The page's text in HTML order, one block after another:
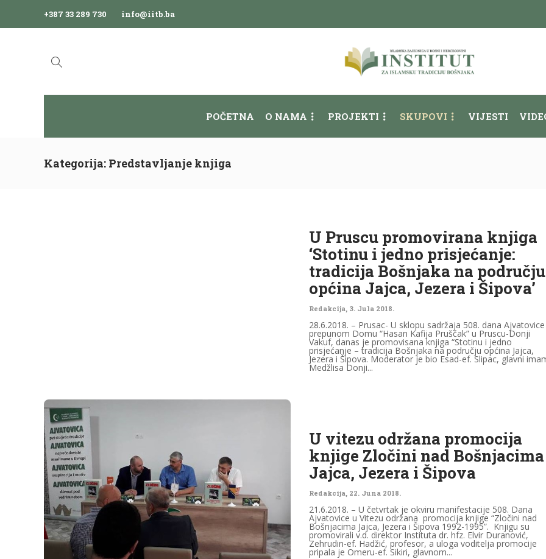
+387 33 289 730 info@iitb.ba
POČETNA O NAMA PROJEKTI SKUPOVI VIJESTI
Kategorija: Predstavljanje knjiga
U Pruscu promovirana knjiga
‘Stotinu i jedno prisjećanje:
tradicija Bošnjaka na području
općina Jajca, Jezera i Šipova’
Redakcija, 3. Jula 2018.
28.6.2018. – Prusac- U sklopu sadržaja 508. dana
prepunom Domu “Hasan Kafija Prušćak” u Pruscu-Donji
Vakuf, danas je promovisana knjiga “Stotinu i jedno
prisjećanje – tradicija Bošnjaka na području općina Jajca,
Jezera i Šipova. Moderator je bio Esad-ef. Slipac, glavni
Medžlisa Donji...
U vitezu održana promocija
knjige Zločini nad Bošnjacima
Jajca, Jezera i Šipova
Redakcija, 22. Juna 2018.
21.6.2018. – U četvrtak je okviru manifestacije 508. Dana
Ajvatovice u Vitezu održana promocija knjige “Zločini nad
Bošnjacima Jajca, Jezera i Šipova 1992-1995”. Knjigu su
promovirali v.d. direktor Instituta dr. hfz. Elvir Duranović,
Zehrudin-ef. Hadžić, profesor, a uloga voditelja promocije
pripala je Omeru-ef. Sikiri, glavnom...